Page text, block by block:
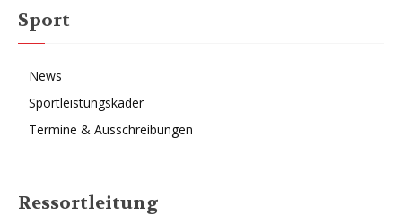
Sport
News
Sportleistungskader
Termine & Ausschreibungen
Ressortleitung